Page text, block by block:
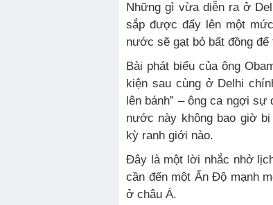
Những gì vừa diễn ra ở
sắp được đẩy lên một
nước sẽ gạt bỏ bất đồng
Bài phát biểu của ông
kiện sau cùng ở Delhi
lên bánh” – ông ca ngợi
nước này không bao giờ
kỳ ranh giới nào.
Đây là một lời nhắc nhở
cần đến một Ấn Độ mạnh
ở châu Á.